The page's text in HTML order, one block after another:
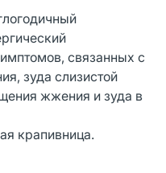
связанных с
зуда слизистой
жжения и зуда в
крапивница.